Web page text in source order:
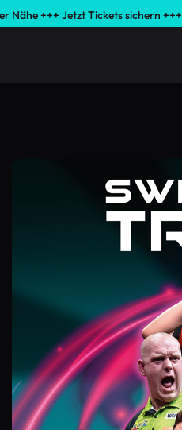
Nähe +++ Jetzt Tickets sichern +++